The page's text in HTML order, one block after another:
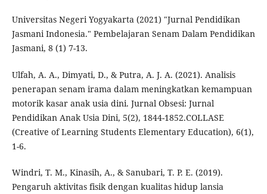
Universitas Negeri Yogyakarta (2021) "Jurnal Pendidikan
Jasmani Indonesia." Pembelajaran Senam Dalam Pendidikan
Jasmani, 8 (1) 7-13.
Ulfah, A. A., Dimyati, D., & Putra, A. J. A. (2021). Analisis
penerapan senam irama dalam meningkatkan kemampuan
motorik kasar anak usia dini. Jurnal Obsesi: Jurnal
Pendidikan Anak Usia Dini, 5(2), 1844-1852.COLLASE
(Creative of Learning Students Elementary Education), 6(1),
1-6.
Windri, T. M., Kinasih, A., & Sanubari, T. P. E. (2019).
Pengaruh aktivitas fisik dengan kualitas hidup lansia